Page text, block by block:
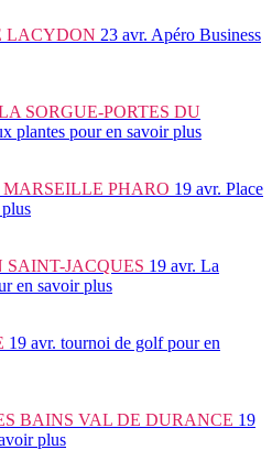
LACYDON 23 avr. Apéro Business
SORGUE-PORTES DU
plantes pour en savoir plus
PHARO 19 avr. Place
JACQUES 19 avr. La
en savoir plus
19 avr. tournoi de golf pour en
BAINS VAL DE DURANCE 19
plus